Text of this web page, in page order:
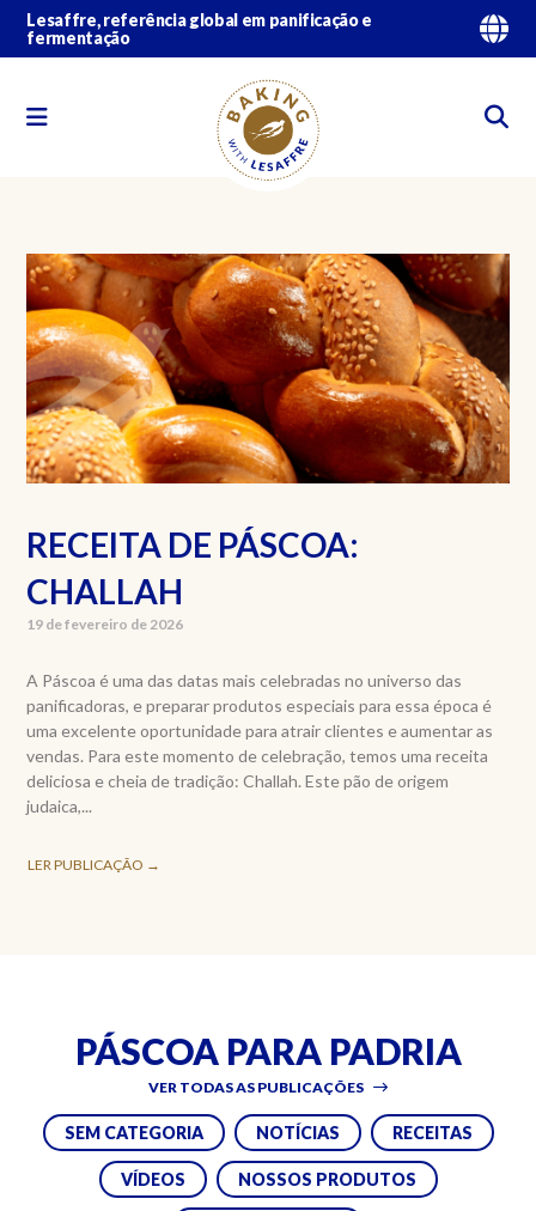
Lesaffre, referência global em panificação e
fermentação
RECEITA DE PÁSCOA:
CHALLAH
19 de fevereiro de 2026
A Páscoa é uma das datas mais celebradas no universo das
panificadoras, e preparar produtos especiais para essa época é
uma excelente oportunidade para atrair clientes e aumentar as
vendas. Para este momento de celebração, temos uma receita
deliciosa e cheia de tradição: Challah. Este pão de origem
judaica,...
LER PUBLICAÇÃO →
PÁSCOA PARA PADRIA
VER TODAS AS PUBLICAÇÕES
SEM CATEGORIA NOTÍCIAS RECEITAS
VÍDEOS NOSSOS PRODUTOS